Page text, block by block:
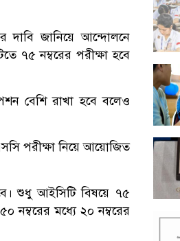
দাবি জানিয়ে আন্দোলনে
৭৫ নম্বরের পরীক্ষা হবে
বেশি রাখা হবে বলেও
পরীক্ষা নিয়ে আয়োজিত
শুধু আইসিটি বিষয়ে ৭৫
নম্বরের মধ্যে ২০ নম্বরের